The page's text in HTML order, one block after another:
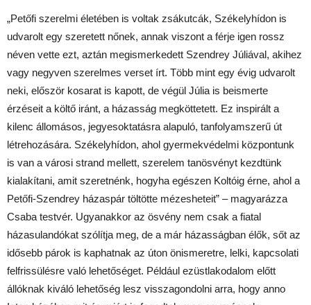
„Petőfi szerelmi életében is voltak zsákutcák, Székelyhídon is
udvarolt egy szeretett nőnek, annak viszont a férje igen rossz
néven vette ezt, aztán megismerkedett Szendrey Júliával, akihez
vagy negyven szerelmes verset írt. Több mint egy évig udvarolt
neki, először kosarat is kapott, de végül Júlia is beismerte
érzéseit a költő iránt, a házasság megköttetett. Ez inspirált a
kilenc állomásos, jegyesoktatásra alapuló, tanfolyamszerű út
létrehozására. Székelyhídon, ahol gyermekvédelmi központunk
is van a városi strand mellett, szerelem tanösvényt kezdtünk
kialakítani, amit szeretnénk, hogyha egészen Koltóig érne, ahol a
Petőfi-Szendrey házaspár töltötte mézesheteit” – magyarázza
Csaba testvér. Ugyanakkor az ösvény nem csak a fiatal
házasulandókat szólítja meg, de a már házasságban élők, sőt az
idősebb párok is kaphatnak az úton önismeretre, lelki, kapcsolati
felfrissülésre való lehetőséget. Például ezüstlakodalom előtt
állóknak kiváló lehetőség lesz visszagondolni arra, hogy anno